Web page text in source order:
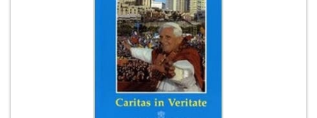
CEI
AUTORI VARI